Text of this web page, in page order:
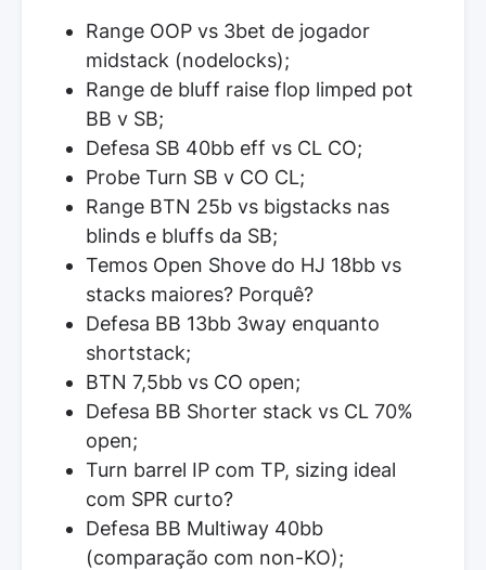
Range OOP vs 3bet de jogador
midstack (nodelocks);
Range de bluff raise flop limped pot
BB v SB;
Defesa SB 40bb eff vs CL CO;
Probe Turn SB v CO CL;
Range BTN 25b vs bigstacks nas
blinds e bluffs da SB;
Temos Open Shove do HJ 18bb vs
stacks maiores? Porquê?
Defesa BB 13bb 3way enquanto
shortstack;
BTN 7,5bb vs CO open;
Defesa BB Shorter stack vs CL 70%
open;
Turn barrel IP com TP, sizing ideal
com SPR curto?
Defesa BB Multiway 40bb
(comparação com non-KO);